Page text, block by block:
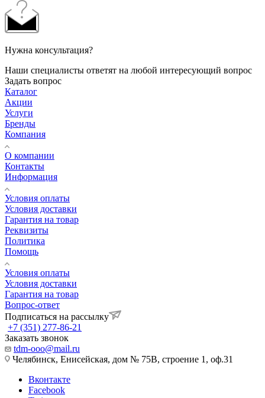
Нужна консультация?
Наши специалисты ответят на любой интересующий вопрос
Задать вопрос
Каталог
Акции
Услуги
Бренды
Компания
О компании
Контакты
Информация
Условия оплаты
Условия доставки
Гарантия на товар
Реквизиты
Политика
Помощь
Условия оплаты
Условия доставки
Гарантия на товар
Вопрос-ответ
Подписаться на рассылку
+7 (351) 277-86-21
Заказать звонок
tdm-ooo@mail.ru
Челябинск, Енисейская, дом № 75В, строение 1, оф.31
Вконтакте
Facebook